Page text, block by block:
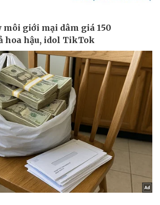
Quân sự - Quốc phòng
Vũ khí
Việt Nam
Phân tích